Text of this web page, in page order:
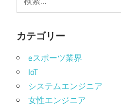
索:
カテゴリー
eスポーツ業界
IoT
システムエンジニア
女性エンジニア